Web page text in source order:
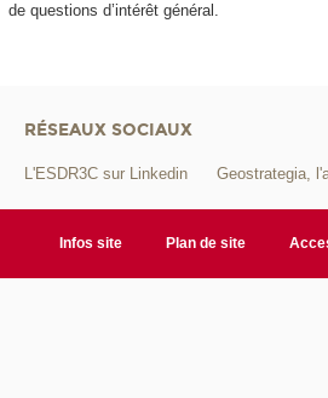
de questions d’intérêt général.
RÉSEAUX SOCIAUX
L'ESDR3C sur Linkedin Geostrategia,
Infos site Plan de site